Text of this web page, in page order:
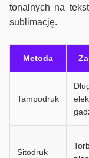
tonalnych na
sublimację.
Metoda
Tampodruk
Sitodruk